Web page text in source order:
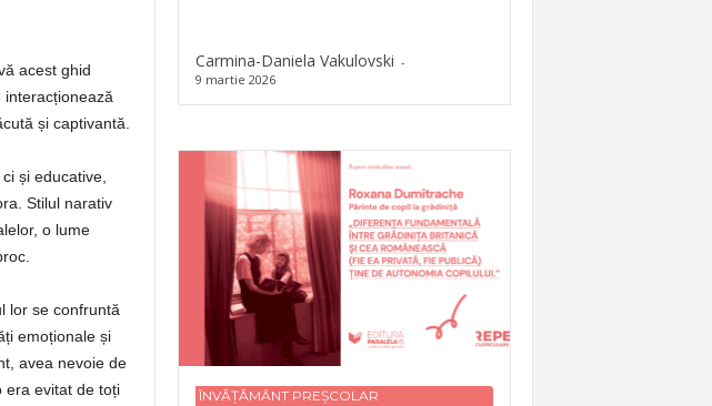
acest ghid
și captivantă.
și educative,
Stilul narativ
o lume
lor se confruntă
emoționale și
avea nevoie de
era evitat de toți
Carmina-Daniela Vakulovski -
9 martie 2026
ÎNVĂȚĂMÂNT PREȘCOLAR